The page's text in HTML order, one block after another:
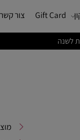
Gift Card צור קשר